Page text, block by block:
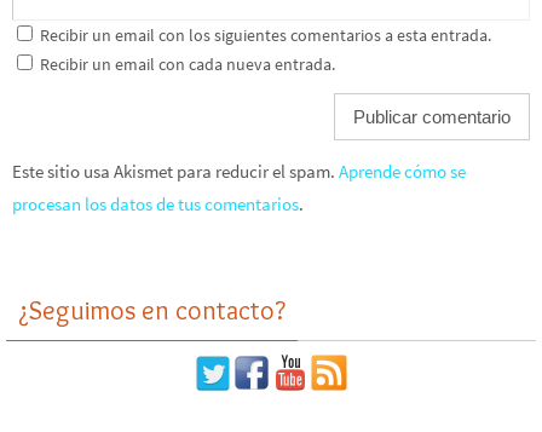
Recibir un email con los siguientes comentarios a esta entrada.
Recibir un email con cada nueva entrada.
Este sitio usa Akismet para reducir el spam. Aprende cómo se
procesan los datos de tus comentarios.
¿Seguimos en contacto?